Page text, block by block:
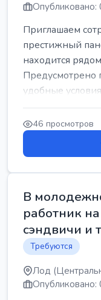
Опубликовано:
Приглашаем
престижный
находится
Предусмотрено
удобные
46 просмотров
В
работник
сэндвичи и
Требуются
Лод
Опубликовано: